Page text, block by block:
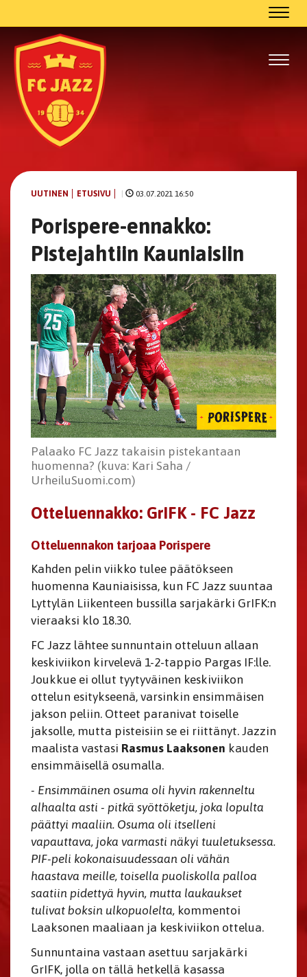
UUTINEN ETUSIVU 03.07.2021 16:50
Porispere-ennakko:
Pistejahtiin Kauniaisiin
Palaako FC Jazz takaisin pistekantaan
huomenna? (kuva: Kari Saha /
UrheiluSuomi.com)
Otteluennakko: GrIFK - FC Jazz
Otteluennakon tarjoaa Porispere
Kahden pelin viikko tulee päätökseen
huomenna Kauniaisissa, kun FC Jazz suuntaa
Lyttylän Liikenteen bussilla sarjakärki GrIFK:n
vieraaksi klo 18.30.
FC Jazz lähtee sunnuntain otteluun allaan
keskiviikon kirvelevä 1-2-tappio Pargas IF:lle.
Joukkue ei ollut tyytyväinen keskiviikon
ottelun esitykseenä, varsinkin ensimmäisen
jakson peliin. Otteet paranivat toiselle
jaksolle, mutta pisteisiin se ei riittänyt. Jazzin
maalista vastasi Rasmus Laaksonen kauden
ensimmäisellä osumalla.
- Ensimmäinen osuma oli hyvin rakenneltu
alhaalta asti - pitkä syöttöketju, joka lopulta
päättyi maaliin. Osuma oli itselleni
vapauttava, joka varmasti näkyi tuuletuksessa.
PIF-peli kokonaisuudessaan oli vähän
haastava meille, toisella puoliskolla palloa
saatiin pidettyä hyvin, mutta laukaukset
tulivat boksin ulkopuolelta, kommentoi
Laaksonen maaliaan ja keskiviikon ottelua.
Sunnuntaina vastaan asettuu sarjakärki
GrIFK, jolla on tällä hetkellä kasassa